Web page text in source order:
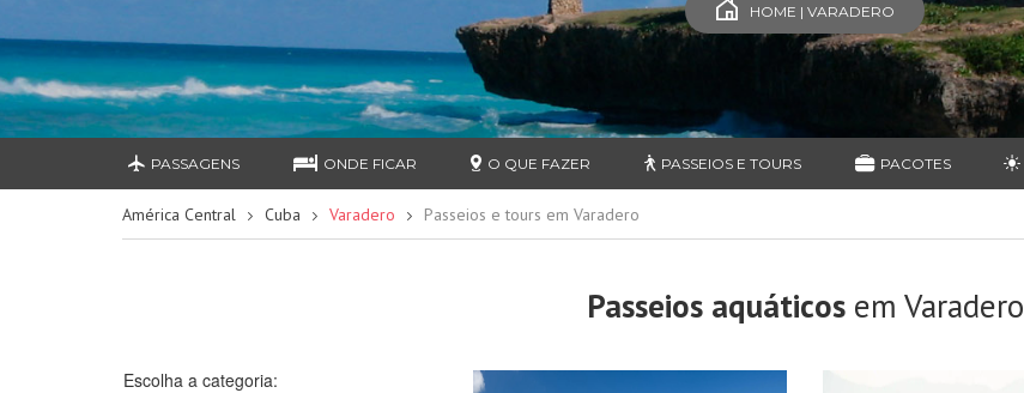
HOME | VARADERO
PASSAGENS ONDE FICAR O QUE FAZER PASSEIOS E TOURS PACOTES
América Central Cuba Varadero Passeios e tours em Varadero
Passeios aquáticosem Varadero
Escolha a categoria: